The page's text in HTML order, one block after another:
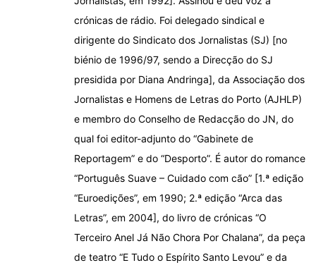
crónicas de rádio. Foi delegado sindical e
dirigente do Sindicato dos Jornalistas (SJ) [no
biénio de 1996/97, sendo a Direcção do SJ
presidida por Diana Andringa], da Associação dos
Jornalistas e Homens de Letras do Porto (AJHLP)
e membro do Conselho de Redacção do JN, do
qual foi editor-adjunto do “Gabinete de
Reportagem” e do “Desporto”. É autor do romance
“Português Suave – Cuidado com cão” [1.ª edição
“Euroedições”, em 1990; 2.ª edição “Arca das
Letras”, em 2004], do livro de crónicas “O
Terceiro Anel Já Não Chora Por Chalana”, da peça
de teatro “E Tudo o Espírito Santo Levou” e da